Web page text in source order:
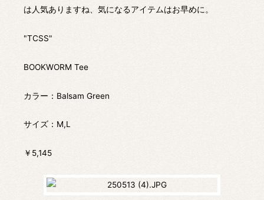
は人気ありますね、気になるアイテムはお早めに。
"TCSS"
BOOKWORM Tee
カラー：Balsam Green
サイズ：M,L
￥5,145